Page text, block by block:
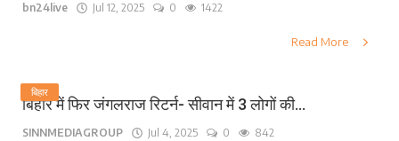
bn24live Jul 12, 2025 0 1422
Read More
बिहार
बिहार में फिर जंगलराज रिटर्न- सीवान में 3 लोगों की...
SINNMEDIAGROUP Jul 4, 2025 0 842